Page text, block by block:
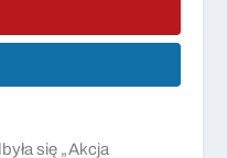
się „Akcja